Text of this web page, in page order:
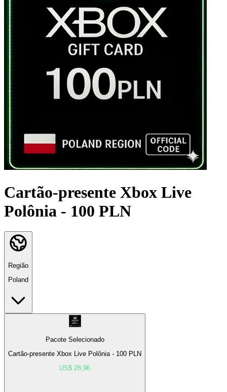
Cartão-presente Xbox Live
Polônia - 100 PLN
Região
Poland
Pacote Selecionado
Cartão-presente Xbox Live Polônia - 100 PLN
US$ 28,96